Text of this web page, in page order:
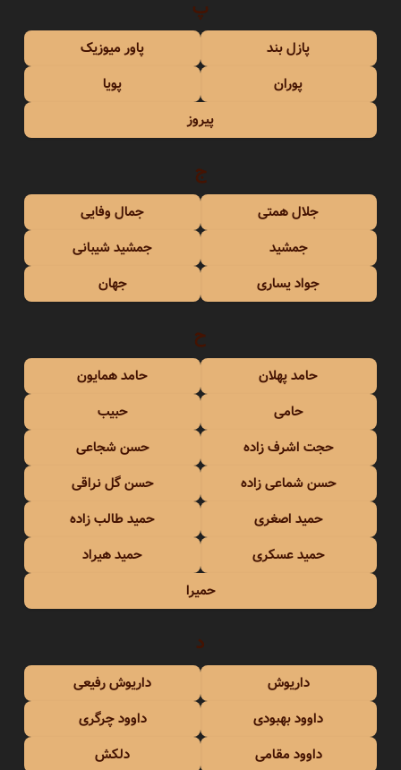
پ
پازل بند
پاور میوزیک
پوران
پویا
پیروز
ج
جلال همتی
جمال وفایی
جمشید
جمشید شیبانی
جواد یساری
جهان
ح
حامد پهلان
حامد همایون
حامی
حبیب
حجت اشرف زاده
حسن شجاعی
حسن شماعی زاده
حسن گل نراقی
حمید اصغری
حمید طالب زاده
حمید عسکری
حمید هیراد
حمیرا
د
داریوش
داریوش رفیعی
داوود بهبودی
داوود چرگری
داوود مقامی
دلکش